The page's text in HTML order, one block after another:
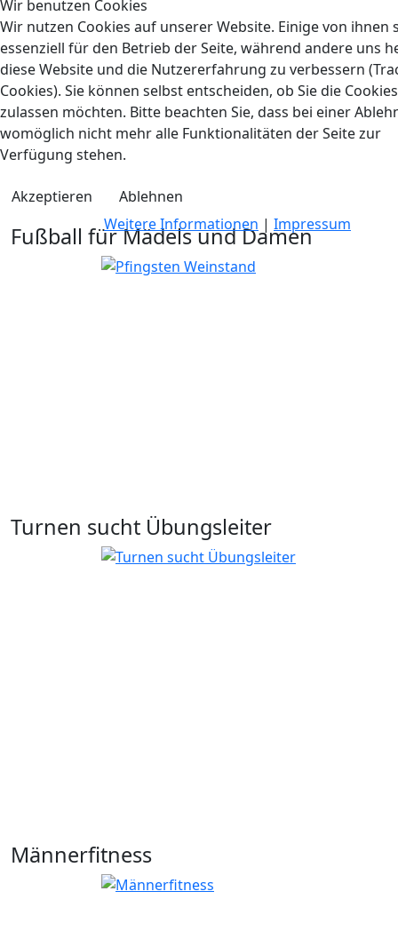
Fußball für Mädels und Damen
Turnen sucht Übungsleiter
Männerfitness
Wir benutzen Cookies
Wir nutzen Cookies auf unserer Website. Einige von ihnen
essenziell für den Betrieb der Seite, während andere uns
diese Website und die Nutzererfahrung zu verbessern
Cookies). Sie können selbst entscheiden, ob Sie die Cookies
zulassen möchten. Bitte beachten Sie, dass bei einer
womöglich nicht mehr alle Funktionalitäten der Seite zur
Verfügung stehen.
Akzeptieren
Ablehnen
Weitere Informationen | Impressum